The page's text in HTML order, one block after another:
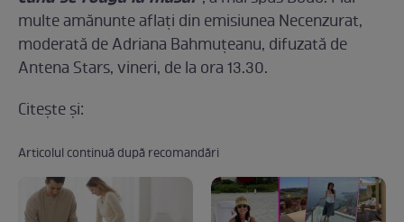
multe amănunte aflaţi din emisiunea Necenzurat,
moderată de Adriana Bahmuţeanu, difuzată de
Antena Stars, vineri, de la ora 13.30.
Citeşte şi:
Articolul continuă după recomandări